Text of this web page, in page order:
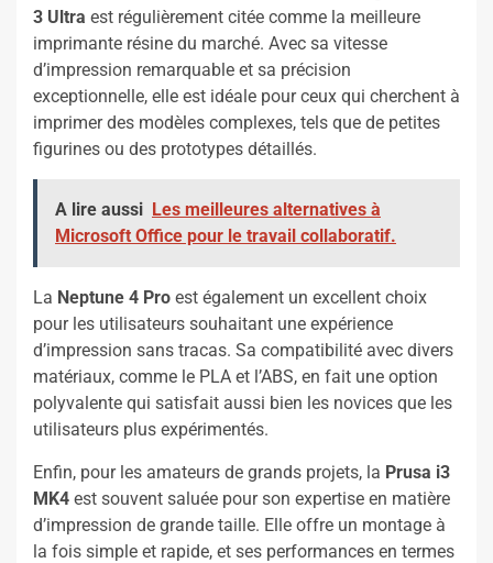
3 Ultra est régulièrement citée comme la meilleure
imprimante résine du marché. Avec sa vitesse
d’impression remarquable et sa précision
exceptionnelle, elle est idéale pour ceux qui cherchent à
imprimer des modèles complexes, tels que de petites
figurines ou des prototypes détaillés.
A lire aussi Les meilleures alternatives à
Microsoft Office pour le travail collaboratif.
La Neptune 4 Pro est également un excellent choix
pour les utilisateurs souhaitant une expérience
d’impression sans tracas. Sa compatibilité avec divers
matériaux, comme le PLA et l’ABS, en fait une option
polyvalente qui satisfait aussi bien les novices que les
utilisateurs plus expérimentés.
Enfin, pour les amateurs de grands projets, la Prusa i3
MK4 est souvent saluée pour son expertise en matière
d’impression de grande taille. Elle offre un montage à
la fois simple et rapide, et ses performances en termes